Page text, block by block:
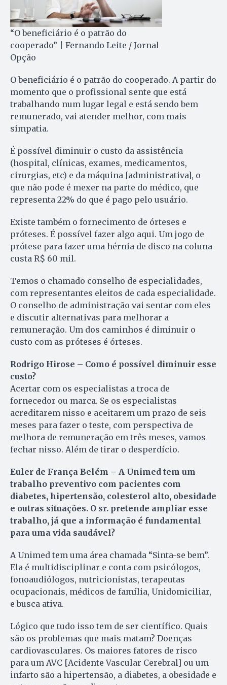
“O beneficiário é o patrão do
cooperado” | Fernando Leite / Jornal
Opção
O beneficiário é o patrão do cooperado. A partir do
momento que o profissional sente que está
trabalhando num lugar legal e está sendo bem
remunerado, vai atender melhor, com mais
simpatia.
É possível diminuir o custo da assistência
(hospital, clínicas, exames, medicamentos,
cirurgias, etc) e da máquina [administrativa], o
que não pode é mexer na parte do médico, que
representa 22% do que é pago pelo usuário.
Existe também o fornecimento de órteses e
próteses. É possível fazer algo aqui. Um jogo de
prótese para fazer uma hérnia de disco na coluna
custa R$ 60 mil.
Temos o chamado conselho de especialidades,
com representantes eleitos de cada especialidade.
O conselho de administração vai sentar com eles
e discutir alternativas para melhorar a
remuneração. Um dos caminhos é diminuir o
custo com as próteses é órteses.
Rodrigo Hirose – Como é possível diminuir esse
custo?
Acertar com os especialistas a troca de
fornecedor ou marca. Se os especialistas
acreditarem nisso e aceitarem um prazo de seis
meses para fazer o teste, com perspectiva de
melhora de remuneração em três meses, vamos
fechar nisso. Além de tirar o desperdício.
Euler de França Belém – A Unimed tem um
trabalho preventivo com pacientes com
diabetes, hipertensão, colesterol alto, obesidade
e outras situações. O sr. pretende ampliar esse
trabalho, já que a informação é fundamental
para uma vida saudável?
A Unimed tem uma área chamada “Sinta-se bem”.
Ela é multidisciplinar e conta com psicólogos,
fonoaudiólogos, nutricionistas, terapeutas
ocupacionais, médicos de família, Unidomiciliar,
e busca ativa.
Lógico que tudo isso tem de ser científico. Quais
são os problemas que mais matam? Doenças
cardiovasculares. Os maiores fatores de risco
para um AVC [Acidente Vascular Cerebral] ou um
infarto são a hipertensão, a diabetes, a obesidade e